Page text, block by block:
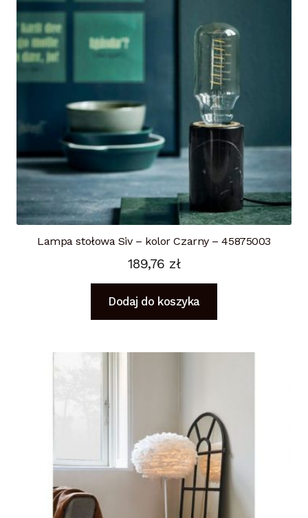
Lampa stołowa Siv – kolor Czarny – 45875003
189,76 zł
Dodaj do koszyka